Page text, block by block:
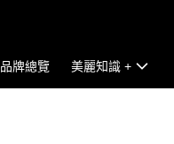
品牌總覽 美麗知識 +